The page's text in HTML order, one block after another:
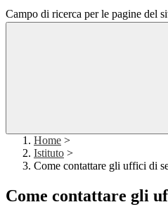
Campo di ricerca per le pagine del
Home >
Istituto >
Come contattare gli uffici di
Come contattare gli